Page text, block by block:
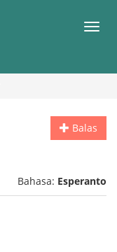
Balas
Bahasa: Esperanto